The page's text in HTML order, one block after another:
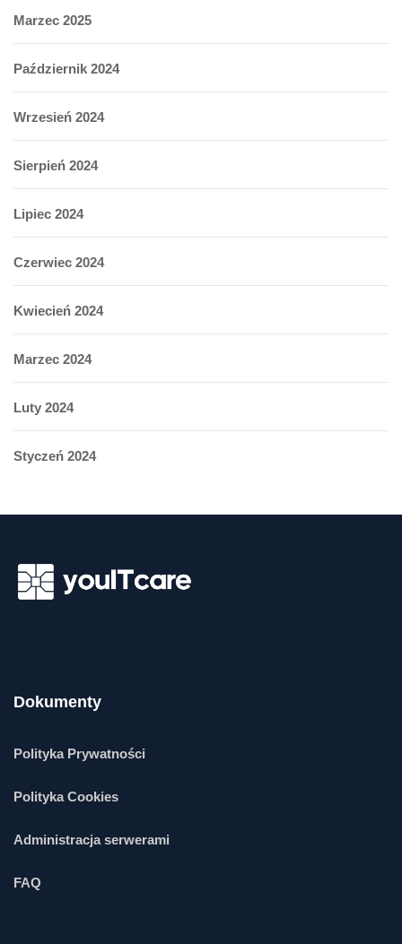
Marzec 2025
Październik 2024
Wrzesień 2024
Sierpień 2024
Lipiec 2024
Czerwiec 2024
Kwiecień 2024
Marzec 2024
Luty 2024
Styczeń 2024
Dokumenty
Polityka Prywatności
Polityka Cookies
Administracja serwerami
FAQ